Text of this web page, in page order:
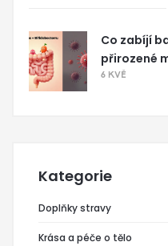
Co zabíjí
přirozené
6 KVĚ
Kategorie
Doplňky stravy
Krása a péče o tělo